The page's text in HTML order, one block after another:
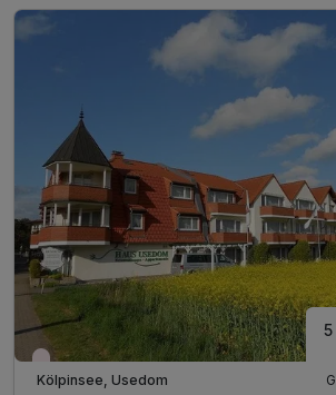
inkl. Gas/Wasser/Strom
Wieder frei ab September
Kölpinsee, Usedom